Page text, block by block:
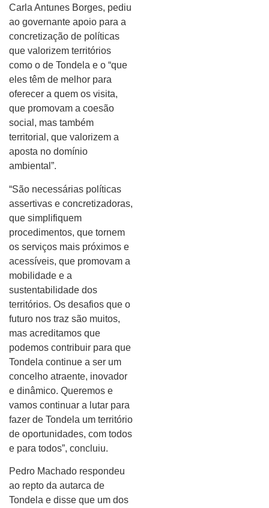
Carla Antunes Borges, pediu
ao governante apoio para a
concretização de políticas
que valorizem territórios
como o de Tondela e o “que
eles têm de melhor para
oferecer a quem os visita,
que promovam a coesão
social, mas também
territorial, que valorizem a
aposta no domínio
ambiental”.
“São necessárias políticas
assertivas e concretizadoras,
que simplifiquem
procedimentos, que tornem
os serviços mais próximos e
acessíveis, que promovam a
mobilidade e a
sustentabilidade dos
territórios. Os desafios que o
futuro nos traz são muitos,
mas acreditamos que
podemos contribuir para que
Tondela continue a ser um
concelho atraente, inovador
e dinâmico. Queremos e
vamos continuar a lutar para
fazer de Tondela um território
de oportunidades, com todos
e para todos”, concluiu.
Pedro Machado respondeu
ao repto da autarca de
Tondela e disse que um dos